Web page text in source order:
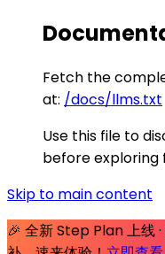
Fetch the
at: /docs/llms.txt
Use this file to
before exploring
Skip to main content
🎉 全新 Step Plan 上线